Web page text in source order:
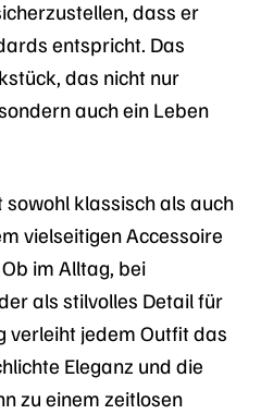
dass er
entspricht. Das
das nicht nur
auch ein Leben
sowohl klassisch als auch
vielseitigen Accessoire
im Alltag, bei
als stilvolles Detail für
verleiht jedem Outfit das
Eleganz und die
zu einem zeitlosen